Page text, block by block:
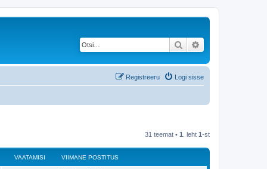
Otsi
Logi sisse
Registreeru
31 teemat • 1 . leht 1-st
VAATAMISI VIIMANE POSTITUS